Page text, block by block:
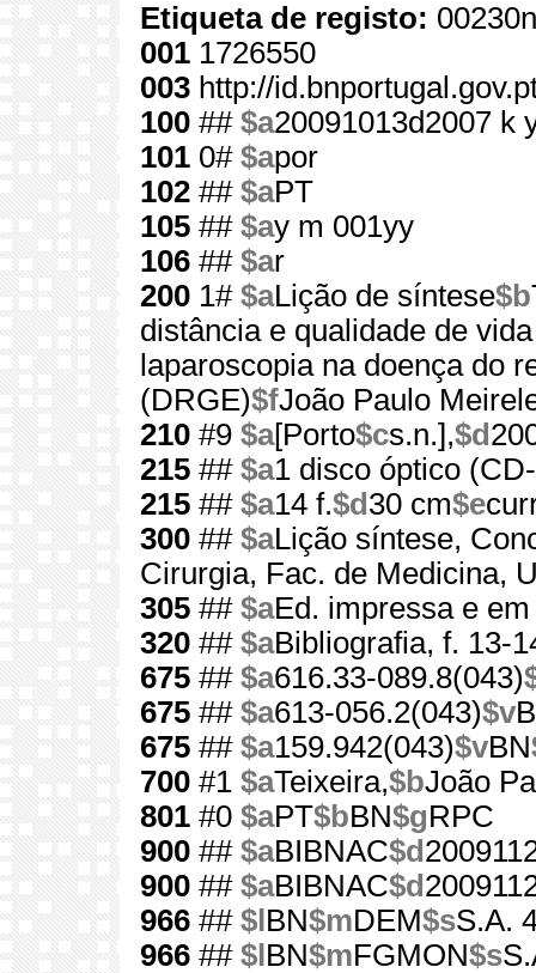
Etiqueta de registo:
001 1726550
003 http://
100 ## $a20091013d2007 k
101 0# $apor
102 ## $aPT
105 ## $ay m 001yy
106 ## $ar
200 1# $aLição de síntese$b
distância e qualidade de
laparoscopia na doença do
(DRGE)$fJoão Paulo
210 #9 $a[Porto$cs.n.],$d
215 ## $a1 disco óptico
215 ## $a14 f.$d 30 cm$e
300 ## $aLição síntese,
Cirurgia, Fac. de Medicina,
305 ## $aEd. impressa e
320 ## $aBibliografia, f. 13-
675 ## $a616.33-089.8(043)
675 ## $a613-056.2(043)$v
675 ## $a159.942(043)$vBN
700 #1 $aTeixeira,$bJoão
801 #0 $aPT$bBN$gRPC
900 ## $aBIBNAC$d
900 ## $aBIBNAC$d
966 ## $l BN$mDEM$sS.A.
966 ## $l BN$mFGMON$s